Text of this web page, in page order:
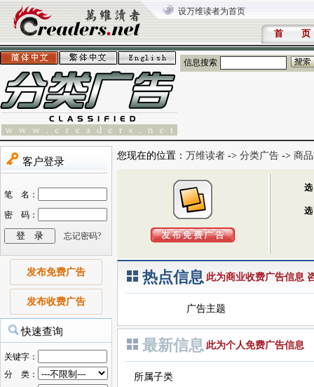
设万维读者为首页
首 页
信息搜索
发布免费广告
发布收费广告
您现在的位置： 万维读者 -> 分类广告 -> 商
热点信息 此为商业收费广告信息
广告主题
最新信息 此为个人免费广告信息
所属子类